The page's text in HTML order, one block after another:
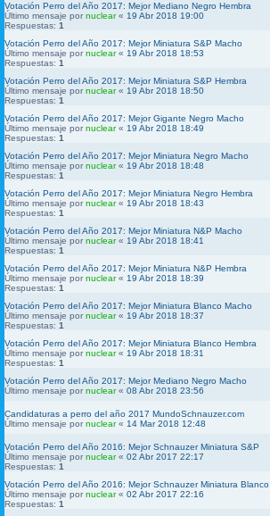
Votación Perro del Año 2017: Mejor Mediano Negro Hembra
Último mensaje por nuclear« 19 Abr 2018 19:00
Respuestas: 1
Votación Perro del Año 2017: Mejor Miniatura S&P Macho
Último mensaje por nuclear« 19 Abr 2018 18:53
Respuestas: 1
Votación Perro del Año 2017: Mejor Miniatura S&P Hembra
Último mensaje por nuclear« 19 Abr 2018 18:50
Respuestas: 1
Votación Perro del Año 2017: Mejor Gigante Negro Macho
Último mensaje por nuclear« 19 Abr 2018 18:49
Respuestas: 1
Votación Perro del Año 2017: Mejor Miniatura Negro Macho
Último mensaje por nuclear« 19 Abr 2018 18:48
Respuestas: 1
Votación Perro del Año 2017: Mejor Miniatura Negro Hembra
Último mensaje por nuclear« 19 Abr 2018 18:43
Respuestas: 1
Votación Perro del Año 2017: Mejor Miniatura N&P Macho
Último mensaje por nuclear« 19 Abr 2018 18:41
Respuestas: 1
Votación Perro del Año 2017: Mejor Miniatura N&P Hembra
Último mensaje por nuclear« 19 Abr 2018 18:39
Respuestas: 1
Votación Perro del Año 2017: Mejor Miniatura Blanco Macho
Último mensaje por nuclear« 19 Abr 2018 18:37
Respuestas: 1
Votación Perro del Año 2017: Mejor Miniatura Blanco Hembra
Último mensaje por nuclear« 19 Abr 2018 18:31
Respuestas: 1
Votación Perro del Año 2017: Mejor Mediano Negro Macho
Último mensaje por nuclear« 08 Abr 2018 23:56
Candidaturas a perro del año 2017 MundoSchnauzer.com
Último mensaje por nuclear« 14 Mar 2018 12:48
Votación Perro del Año 2016: Mejor Schnauzer Miniatura S&P
Último mensaje por nuclear« 02 Abr 2017 22:17
Respuestas: 1
Votación Perro del Año 2016: Mejor Schnauzer Miniatura Blanco
Último mensaje por nuclear« 02 Abr 2017 22:16
Respuestas: 1